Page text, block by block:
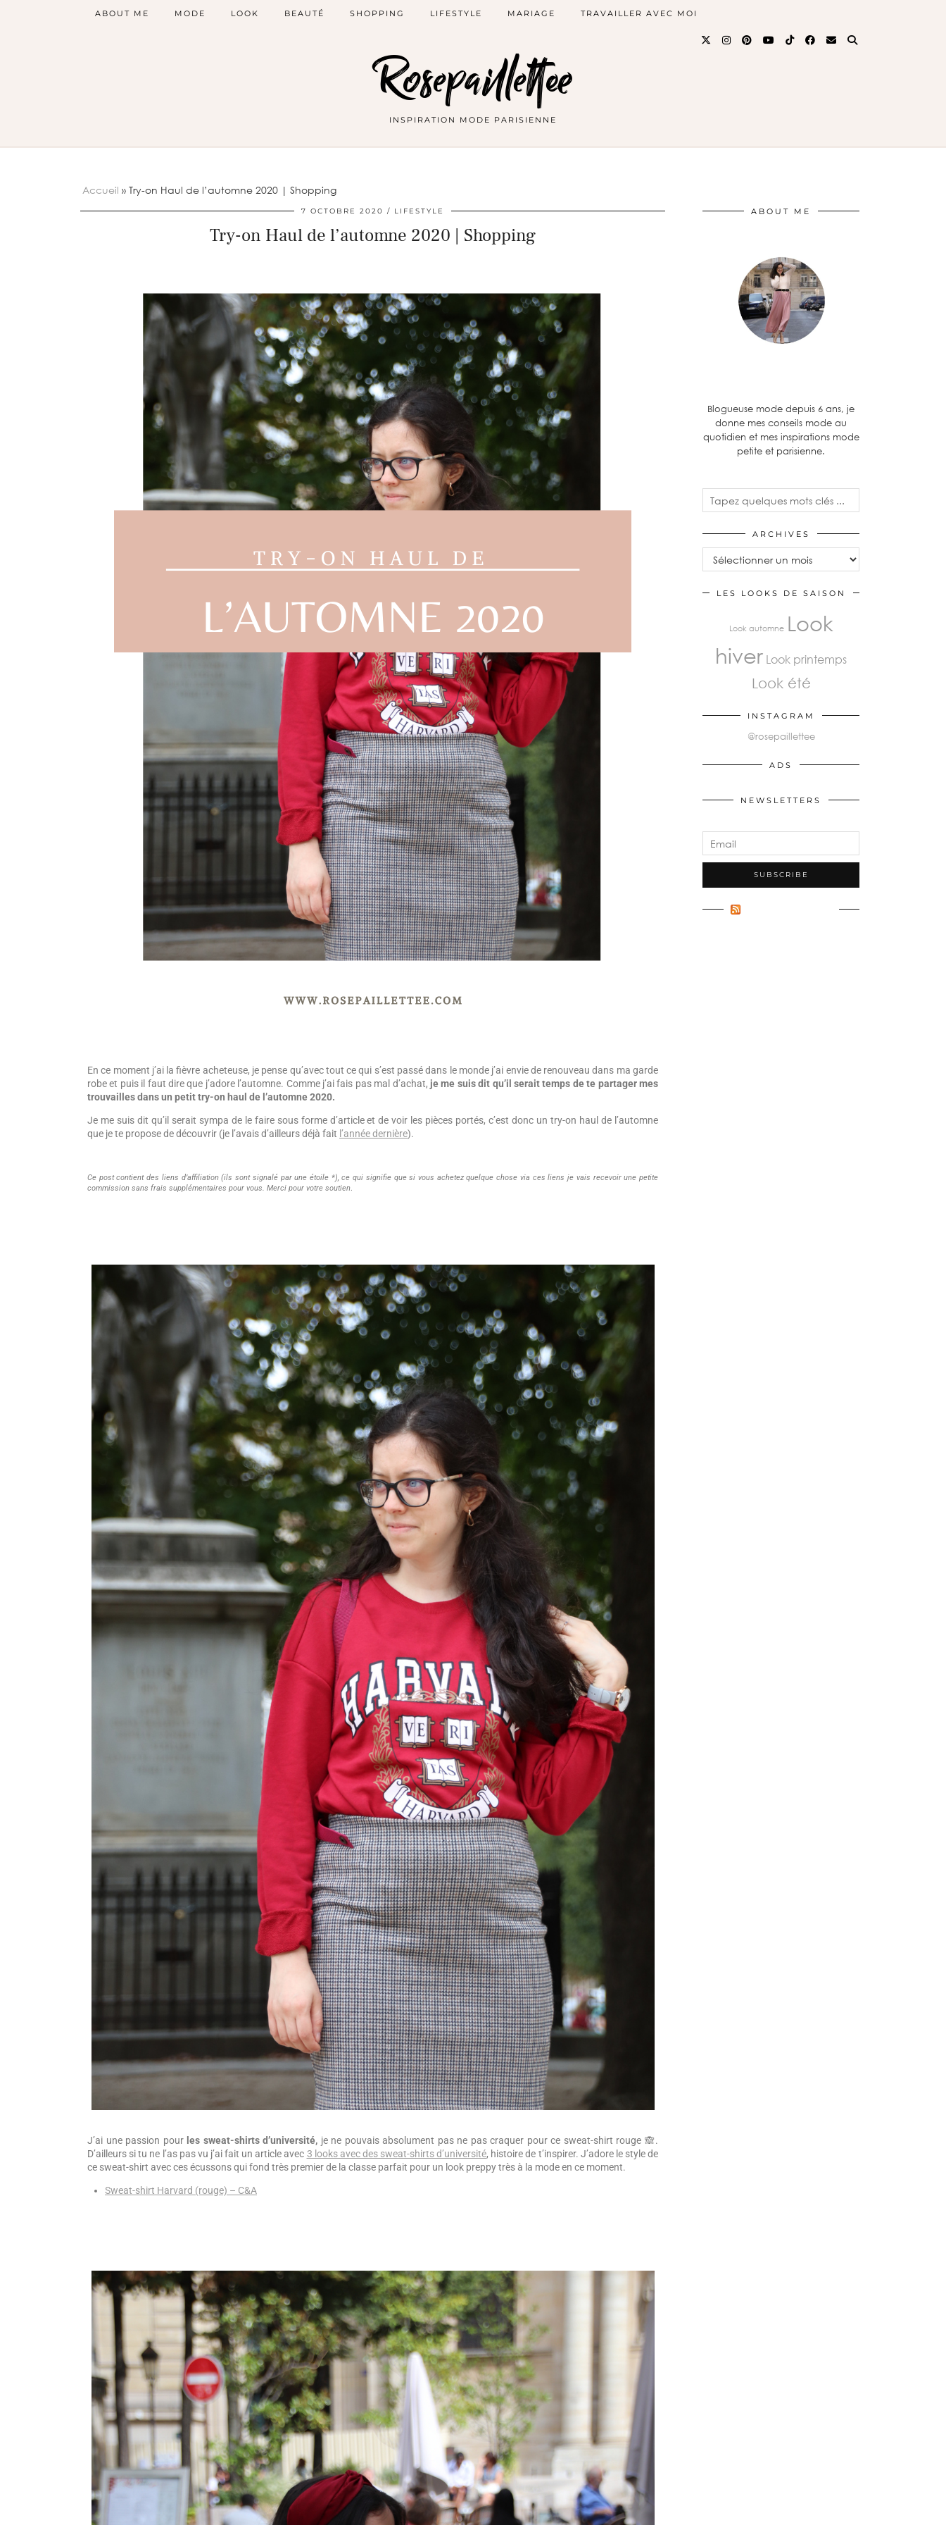
Rosepaillettee
INSPIRATION MODE PARISIENNE
ABOUT ME MODE LOOK BEAUTÉ SHOPPING LIFESTYLE MARIAGE TRAVAILLER AVEC MOI
Accueil » Try-on Haul de l’automne 2020 | Shopping
7 OCTOBRE 2020 LIFESTYLE
Try-on Haul de l’automne 2020 | Shopping
En ce moment j’ai la fièvre acheteuse, je pense qu’avec tout ce qui s’est passé dans le monde j’ai envie de renouveau dans ma garde
robe et puis il faut dire que j’adore l’automne. Comme j’ai fais pas mal d’achat, je me suis dit qu’il serait temps de te partager mes
trouvailles dans un petit try-on haul de l’automne 2020.
Je me suis dit qu’il serait sympa de le faire sous forme d’article et de voir les pièces portés, c’est donc un try-on haul de l’automne
que je te propose de découvrir (je l’avais d’ailleurs déjà fait l’année dernière).
Ce post contient des liens d’affiliation (ils sont signalé par une étoile *), ce qui signifie que si vous achetez quelque chose via ces liens je vais recevoir une petite
commission sans frais supplémentaires pour vous. Merci pour votre soutien.
J’ai une passion pour les sweat-shirts d’université, je ne pouvais absolument pas ne pas craquer pour ce sweat-shirt rouge 🙈.
D’ailleurs si tu ne l’as pas vu j’ai fait un article avec 3 looks avec des sweat-shirts d’université, histoire de t’inspirer. J’adore le style de
ce sweat-shirt avec ces écussons qui fond très premier de la classe parfait pour un look preppy très à la mode en ce moment.
Sweat-shirt Harvard (rouge) – C&A
ABOUT ME
Blogueuse mode depuis 6 ans, je
donne mes conseils mode au
quotidien et mes inspirations mode
petite et parisienne.
ARCHIVES
LES LOOKS DE SAISON
Look automne Look
hiver Look printemps
Look été
INSTAGRAM
@rosepaillettee
ADS
NEWSLETTERS